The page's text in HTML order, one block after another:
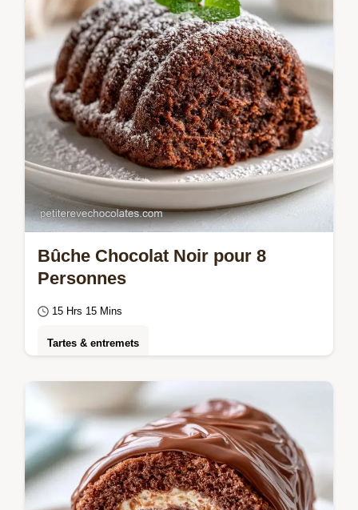
inclut une checklist des erreurs communes.
Bûche Chocolat Noir pour 8
Personnes
15 Hrs 15 Mins
Tartes & entremets
Réalisez une Bûche chocolat noir intense.
Cette bûche pâtissière chocolat noir est
idéale pour Noël.